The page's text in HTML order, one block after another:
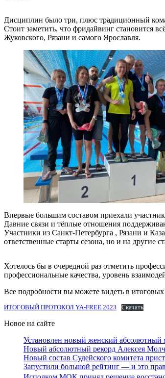
Дисциплин было три, плюс традиционный
Стоит заметить, что фридайвинг становится
Жуковского, Рязани и самого Ярославля.
Впервые большим составом приехали
Давние связи и тёплые отношения
Участники из Санкт-Петербурга , Рязани и
ответственные старты сезона, но и на другие
Хотелось бы в очередной раз отметить
профессиональные качества, уровень
Все подробности вы можете видеть в
ИТОГОВЫЙ ПРОТОКОЛ YA-FREE 2023 Скачать
Новое на сайте
Установлен новый женский
Новый абсолютный рекорд Алексея
Новый состав Судейского комитета
Запустили большой рейтинг — и это